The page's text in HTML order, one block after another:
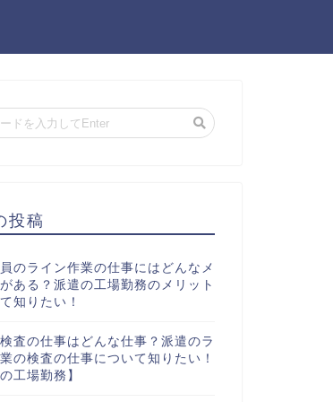
投稿
のライン作業の仕事にはどんなメ
ある？派遣の工場勤務のメリット
知りたい！
査の仕事はどんな仕事？派遣のラ
の検査の仕事について知りたい！
工場勤務】